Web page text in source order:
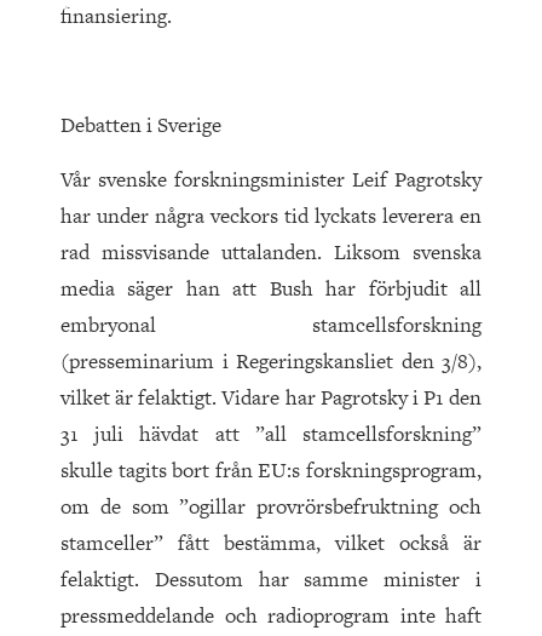
finansiering.
Debatten i Sverige
Vår svenske forskningsminister Leif Pagrotsky
har under några veckors tid lyckats leverera en
rad missvisande uttalanden. Liksom svenska
media säger han att Bush har förbjudit all
embryonal stamcellsforskning
(presseminarium i Regeringskansliet den 3/8),
vilket är felaktigt. Vidare har Pagrotsky i P1 den
31 juli hävdat att ”all stamcellsforskning”
skulle tagits bort från EU:s forskningsprogram,
om de som ”ogillar provrörsbefruktning och
stamceller” fått bestämma, vilket också är
felaktigt. Dessutom har samme minister i
pressmeddelande och radioprogram inte haft